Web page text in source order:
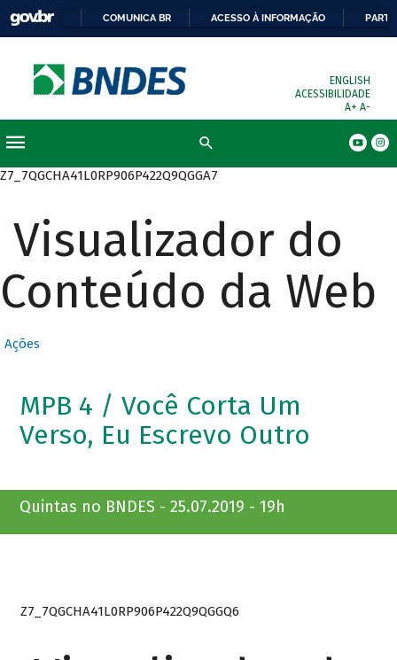
COMUNICA BR ACESSO À INFORMAÇÃO
ENGLISH
ACESSIBILIDADE
A+ A-
Z7_7QGCHA41L0RP906P422Q9QGGA7
Visualizador do
Conteúdo da Web
Ações
MPB 4 / Você Corta Um
Verso, Eu Escrevo Outro
Quintas no BNDES - 25.07.2019 - 19h
Z7_7QGCHA41L0RP906P422Q9QGGQ6